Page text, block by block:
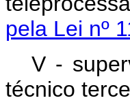
pela Lei nº
V -
técnico